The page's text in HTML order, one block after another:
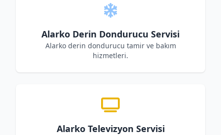
Alarko Derin Dondurucu Servisi
Alarko derin dondurucu tamir ve bakım
hizmetleri.
Alarko Televizyon Servisi